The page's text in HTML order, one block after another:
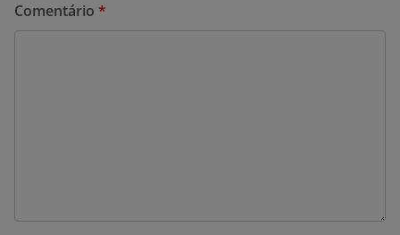
Comentário *